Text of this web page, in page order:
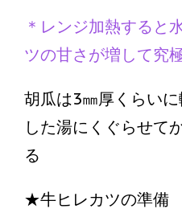
＊レンジ加熱すると
ツの甘さが増して究
胡瓜は3㎜厚くらい
した湯にくぐらせて
る
★牛ヒレカツの準備